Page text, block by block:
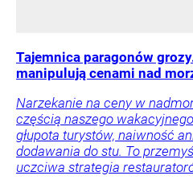
Tajemnica paragonów
manipulują cenami nad
Narzekanie na ceny w
częścią naszego
głupota turystów, naiwność
dodawania do stu. To
uczciwa strategia